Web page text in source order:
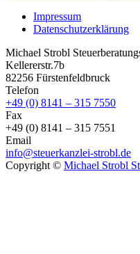
Impressum
Datenschutzerklärung
Michael Strobl
Kellererstr.7b
82256 Fürstenfeldbruck
Telefon
+49 (0) 8141 – 315 7550
Fax
+49 (0) 8141 – 315 7551
Email
info@steuerkanzlei-strobl.de
Copyright © Michael Strobl